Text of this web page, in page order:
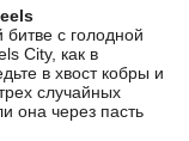
с голодной
City, как в
в хвост кобры и
случайных
она через пасть